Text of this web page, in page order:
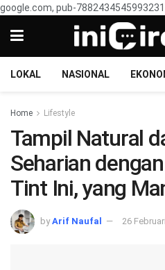
google.com, pub-
LOKAL NASIONAL
Home Lifestyle
Tampil Natural
Seharian
Tint Ini, yang
by Arif Naufal 26